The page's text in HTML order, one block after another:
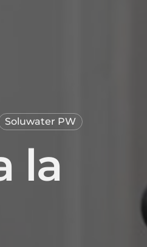
Soluwater PW
la